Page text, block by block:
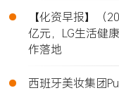
•
【化资早报】（
亿元，LG生活健
作落地
• 西班牙美妆集团